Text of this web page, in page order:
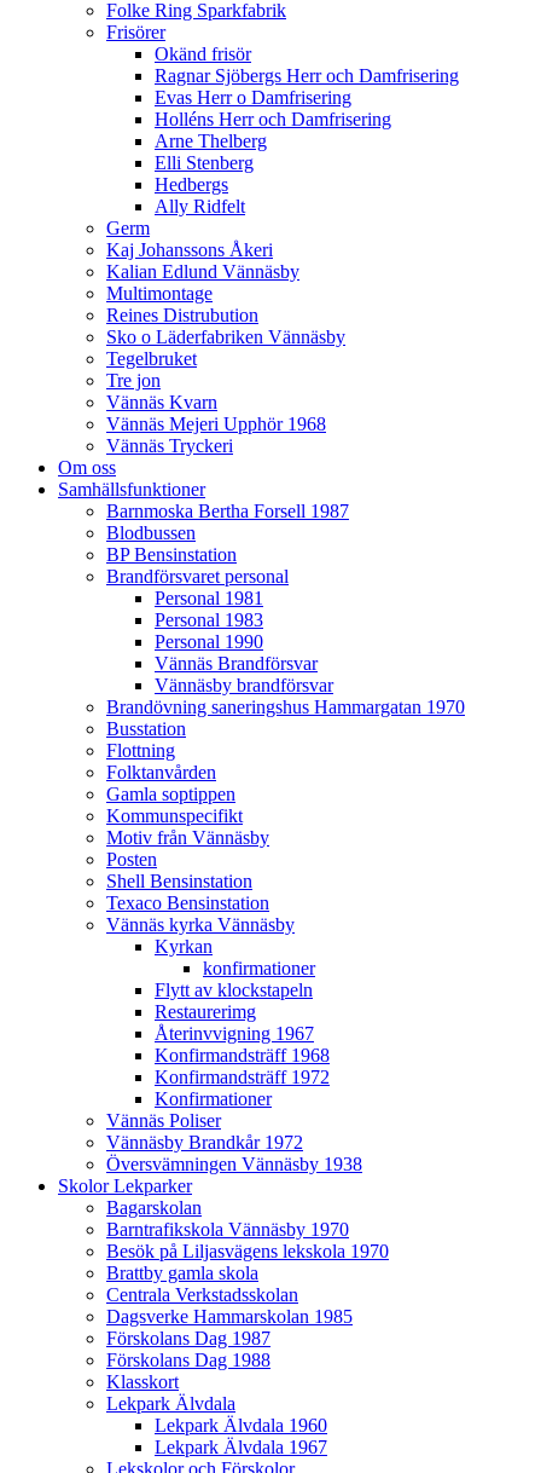
Folke Ring Sparkfabrik
Frisörer
Okänd frisör
Ragnar Sjöbergs Herr och Damfrisering
Evas Herr o Damfrisering
Holléns Herr och Damfrisering
Arne Thelberg
Elli Stenberg
Hedbergs
Ally Ridfelt
Germ
Kaj Johanssons Åkeri
Kalian Edlund Vännäsby
Multimontage
Reines Distrubution
Sko o Läderfabriken Vännäsby
Tegelbruket
Tre jon
Vännäs Kvarn
Vännäs Mejeri Upphör 1968
Vännäs Tryckeri
Om oss
Samhällsfunktioner
Barnmoska Bertha Forsell 1987
Blodbussen
BP Bensinstation
Brandförsvaret personal
Personal 1981
Personal 1983
Personal 1990
Vännäs Brandförsvar
Vännäsby brandförsvar
Brandövning saneringshus Hammargatan 1970
Busstation
Flottning
Folktanvården
Gamla soptippen
Kommunspecifikt
Motiv från Vännäsby
Posten
Shell Bensinstation
Texaco Bensinstation
Vännäs kyrka Vännäsby
Kyrkan
konfirmationer
Flytt av klockstapeln
Restaurerimg
Återinvvigning 1967
Konfirmandsträff 1968
Konfirmandsträff 1972
Konfirmationer
Vännäs Poliser
Vännäsby Brandkår 1972
Översvämningen Vännäsby 1938
Skolor Lekparker
Bagarskolan
Barntrafikskola Vännäsby 1970
Besök på Liljasvägens lekskola 1970
Brattby gamla skola
Centrala Verkstadsskolan
Dagsverke Hammarskolan 1985
Förskolans Dag 1987
Förskolans Dag 1988
Klasskort
Lekpark Älvdala
Lekpark Älvdala 1960
Lekpark Älvdala 1967
Lekskolor och Förskolor